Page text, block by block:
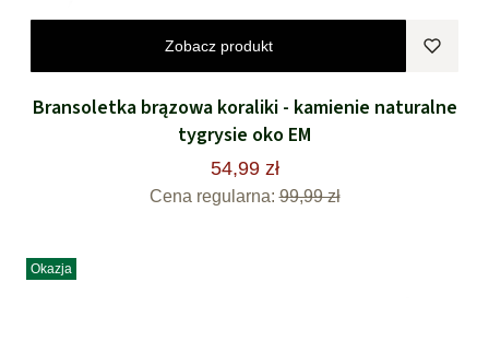
Zobacz produkt
Bransoletka brązowa koraliki - kamienie naturalne
tygrysie oko EM
54,99 zł
Cena regularna: 99,99 zł
Okazja